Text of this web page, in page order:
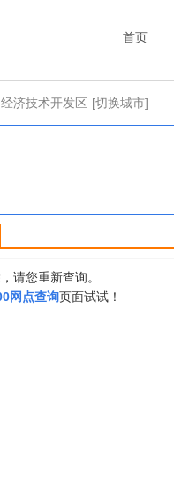
首页
济技术开发区 [切换城市]
请您重新查询。
网点查询页面试试！